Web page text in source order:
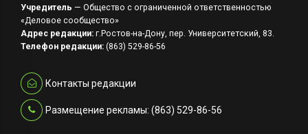
Учредитель — Общество с ограниченной ответственностью
«Деловое сообщество»
Адрес редакции: г.Ростов-на-Дону, пер. Университетский, 83.
Телефон редакции: (863) 529-86-56
Контакты редакции
Размещение рекламы: (863) 529-86-56